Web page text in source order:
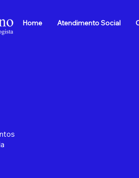
Home Atendimento Social